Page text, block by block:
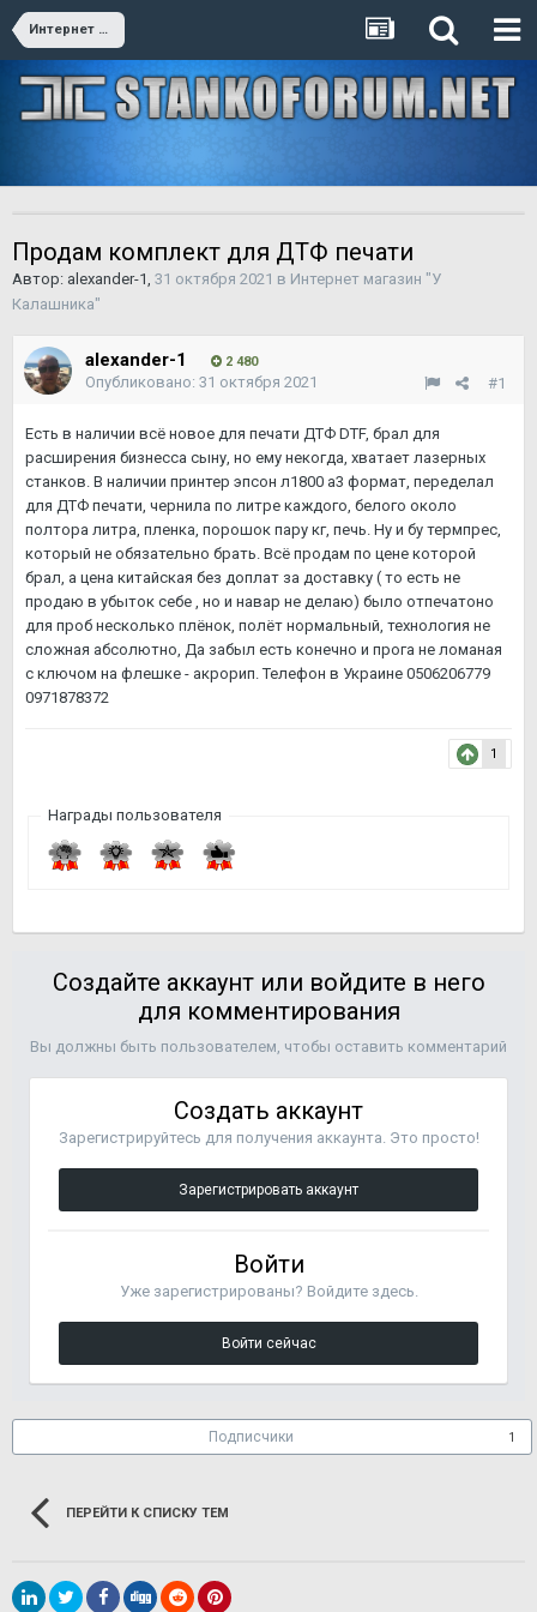
Интернет магазин "У Калашника"
Продам комплект для ДТФ печати
Автор: alexander-1, 31 октября 2021 в Интернет магазин "У
Калашника"
alexander-1 2 480
#1
Опубликовано: 31 октября 2021
Есть в наличии всё новое для печати ДТФ DTF, брал для
расширения бизнесса сыну, но ему некогда, хватает лазерных
станков. В наличии принтер эпсон л1800 а3 формат, переделал
для ДТФ печати, чернила по литре каждого, белого около
полтора литра, пленка, порошок пару кг, печь. Ну и бу термпрес,
который не обязательно брать. Всё продам по цене которой
брал, а цена китайская без доплат за доставку ( то есть не
продаю в убыток себе , но и навар не делаю) было отпечатоно
для проб несколько плёнок, полёт нормальный, технология не
сложная абсолютно, Да забыл есть конечно и прога не ломаная
с ключом на флешке - акрорип. Телефон в Украине 0506206779
0971878372
1
Награды пользователя
Создайте аккаунт или войдите в него
для комментирования
Вы должны быть пользователем, чтобы оставить комментарий
Создать аккаунт
Зарегистрируйтесь для получения аккаунта. Это просто!
Зарегистрировать аккаунт
Войти
Уже зарегистрированы? Войдите здесь.
Войти сейчас
Подписчики 1
ПЕРЕЙТИ К СПИСКУ ТЕМ